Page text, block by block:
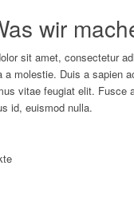
wir
sit amet, consectetur
a molestie. Duis a sapien
vitae feugiat elit. Fusce
id, euismod nulla.